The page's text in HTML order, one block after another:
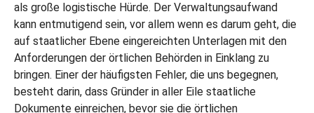
als große logistische Hürde. Der Verwaltungsaufwand
kann entmutigend sein, vor allem wenn es darum geht, die
auf staatlicher Ebene eingereichten Unterlagen mit den
Anforderungen der örtlichen Behörden in Einklang zu
bringen. Einer der häufigsten Fehler, die uns begegnen,
besteht darin, dass Gründer in aller Eile staatliche
Dokumente einreichen, bevor sie die örtlichen